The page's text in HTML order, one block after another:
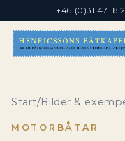
+46 (0)31 47 18
Start/Bilder &
MOTORBÅTAR